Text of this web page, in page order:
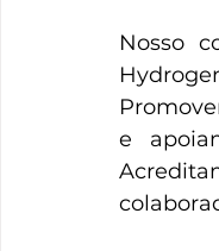
Nosso
e